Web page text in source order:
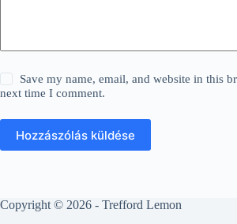
Save my name, email, and website in this
next time I comment.
Hozzászólás küldése
Copyright © 2026 - Trefford Lemon